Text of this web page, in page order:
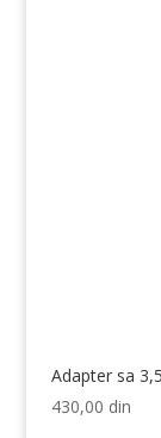
Adapter sa
430,00 din